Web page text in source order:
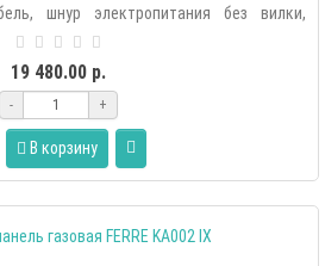
шнур электропитания без вилки,
19 480.00 р.
- +
В корзину